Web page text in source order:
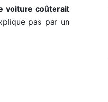
voiture coûterait
pas par un